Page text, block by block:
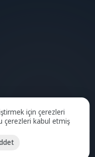
için çerezleri
çerezleri kabul etmiş